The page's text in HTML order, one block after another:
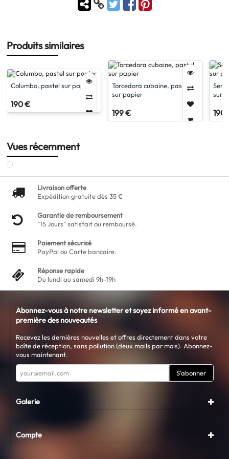
Produits similaires
Columbo, pastel sur papier
190 €
Torcedora cubaine, pastel
sur papier
199 €
sur
190
Vues récemment
Livraison offerte
Expédition gratuite dès 35 €
Garantie de remboursement
"15 Jours" satisfait ou remboursé.
Paiement sécurisé
PayPal ou Carte bancaire.
Réponse rapide
Du lundi au samedi 9h-19h
Abonnez-vous à notre newsletter et soyez informé en avant-
première des nouveautés
Recevez les dernières nouvelles et offres directement dans votre
boîte de réception, sans pollution (deux mails par mois). Abonnez-
vous maintenant.
S'abonner
Galerie
Compte